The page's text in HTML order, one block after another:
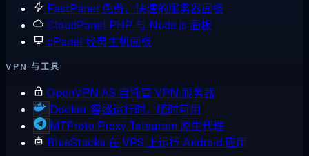
FastPanel 免费、快速的服务器面板
CloudPanel PHP 与 Node.js 面板
cPanel经典主机面板
VPN 与工具
OpenVPN AS 自托管 VPN 服务器
Docker 容器运行时，随时可用
MTProto Proxy Telegram 原生代理
BlueStacks 在 VPS 上运行 Android 应用